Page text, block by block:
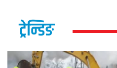
ट्रेन्डिङ